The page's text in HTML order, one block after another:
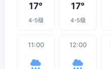
17°
4-5级
17°
4-5级
11:00 12:00